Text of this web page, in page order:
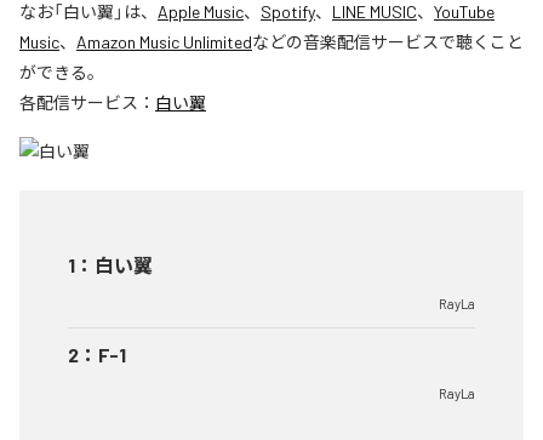
なお「白い翼 」は、 Apple Music、 Spotify、 LINE MUSIC、 YouTube
Music、 Amazon Music Unlimitedなどの音楽配信サービスで聴くこと
ができる。
各配信サービス： 白い翼
1 ： 白い翼
RayLa
2 ： F-1
RayLa